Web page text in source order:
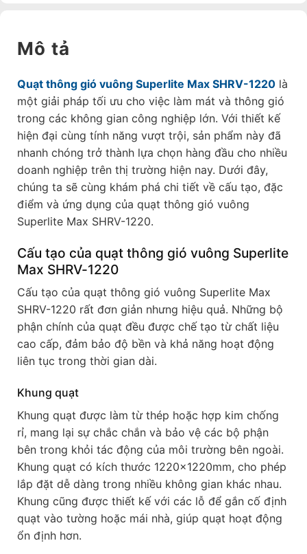
Mô tả
Quạt thông gió vuông Superlite Max SHRV-1220 là
một giải pháp tối ưu cho việc làm mát và thông gió
trong các không gian công nghiệp lớn. Với thiết kế
hiện đại cùng tính năng vượt trội, sản phẩm này đã
nhanh chóng trở thành lựa chọn hàng đầu cho nhiều
doanh nghiệp trên thị trường hiện nay. Dưới đây,
chúng ta sẽ cùng khám phá chi tiết về cấu tạo, đặc
điểm và ứng dụng của quạt thông gió vuông
Superlite Max SHRV-1220.
Cấu tạo của quạt thông gió vuông Superlite
Max SHRV-1220
Cấu tạo của quạt thông gió vuông Superlite Max
SHRV-1220 rất đơn giản nhưng hiệu quả. Những bộ
phận chính của quạt đều được chế tạo từ chất liệu
cao cấp, đảm bảo độ bền và khả năng hoạt động
liên tục trong thời gian dài.
Khung quạt
Khung quạt được làm từ thép hoặc hợp kim chống
rỉ, mang lại sự chắc chắn và bảo vệ các bộ phận
bên trong khỏi tác động của môi trường bên ngoài.
Khung quạt có kích thước 1220x1220mm, cho phép
lắp đặt dễ dàng trong nhiều không gian khác nhau.
Khung cũng được thiết kế với các lỗ để gắn cố định
quạt vào tường hoặc mái nhà, giúp quạt hoạt động
ổn định hơn.